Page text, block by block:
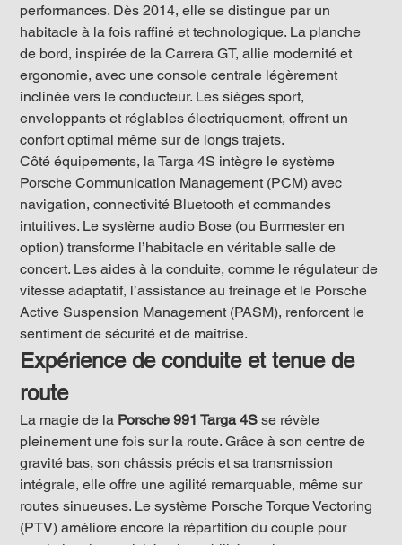
performances. Dès 2014, elle se distingue par un
habitacle à la fois raffiné et technologique. La planche
de bord, inspirée de la Carrera GT, allie modernité et
ergonomie, avec une console centrale légèrement
inclinée vers le conducteur. Les sièges sport,
enveloppants et réglables électriquement, offrent un
confort optimal même sur de longs trajets.
Côté équipements, la Targa 4S intègre le système
Porsche Communication Management (PCM) avec
navigation, connectivité Bluetooth et commandes
intuitives. Le système audio Bose (ou Burmester en
option) transforme l’habitacle en véritable salle de
concert. Les aides à la conduite, comme le régulateur de
vitesse adaptatif, l’assistance au freinage et le Porsche
Active Suspension Management (PASM), renforcent le
sentiment de sécurité et de maîtrise.
Expérience de conduite et tenue de
route
La magie de la Porsche 991 Targa 4S se révèle
pleinement une fois sur la route. Grâce à son centre de
gravité bas, son châssis précis et sa transmission
intégrale, elle offre une agilité remarquable, même sur
routes sinueuses. Le système Porsche Torque Vectoring
(PTV) améliore encore la répartition du couple pour